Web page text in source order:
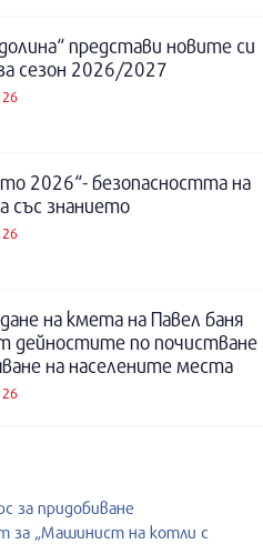
представи новите си
сезон 2026/2027
26
2026“- безопасността на
със знанието
26
на кмета на Павел баня
дейностите по почистване
на населените места
26
за придобиване
за „Машинист на котли с